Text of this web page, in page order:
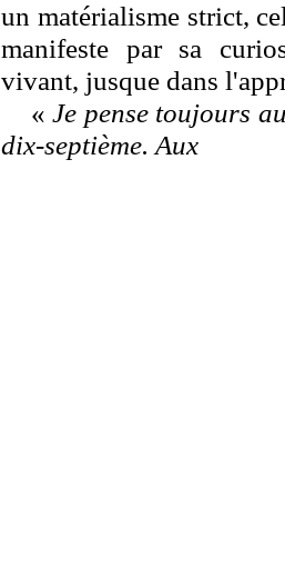
un matérialisme strict,
manifeste par sa
vivant, jusque dans
«Je pense toujours
dix-septième. Aux